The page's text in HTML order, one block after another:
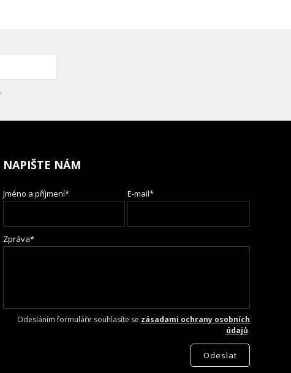
.
NAPIŠTE NÁM
Jméno a příjmení* E-mail*
Zpráva*
Odesláním formuláře souhlasíte se zásadami ochrany osobních
údajů.
Odeslat